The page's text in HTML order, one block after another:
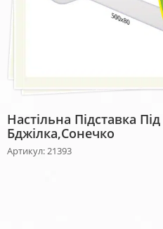
Настільна Підставка
Бджілка,сонечко
Артикул: 21393